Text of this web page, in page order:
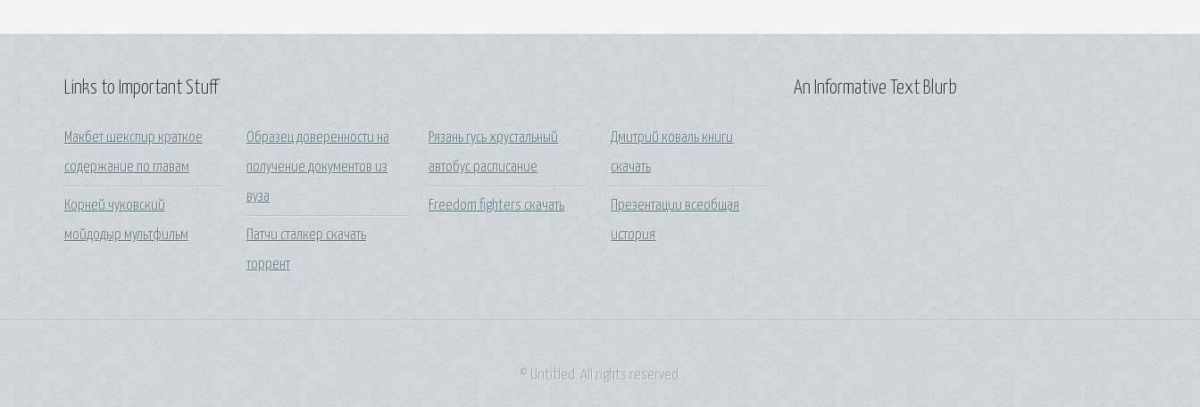
Links to Important Stuff
Макбет шекспир краткое
содержание по главам
Корней чуковский
мойдодыр мультфильм
Образец доверенности на
получение документов из
вуза
Патчи сталкер скачать
торрент
Рязань гусь хрустальный
автобус расписание
Freedom fighters скачать
Дмитрий коваль книги
скачать
Презентации всеобщая
история
An Informative Text Blurb
© Untitled. All rights reserved.